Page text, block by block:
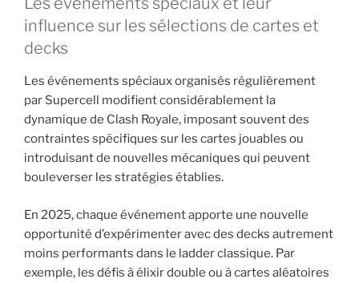
influence sur les sélections de cartes et
decks
Les événements spéciaux organisés régulièrement
par Supercell modifient considérablement la
dynamique de Clash Royale, imposant souvent des
contraintes spécifiques sur les cartes jouables ou
introduisant de nouvelles mécaniques qui peuvent
bouleverser les stratégies établies.
En 2025, chaque événement apporte une nouvelle
opportunité d’expérimenter avec des decks autrement
moins performants dans le ladder classique. Par
exemple, les défis à élixir double ou à cartes aléatoires